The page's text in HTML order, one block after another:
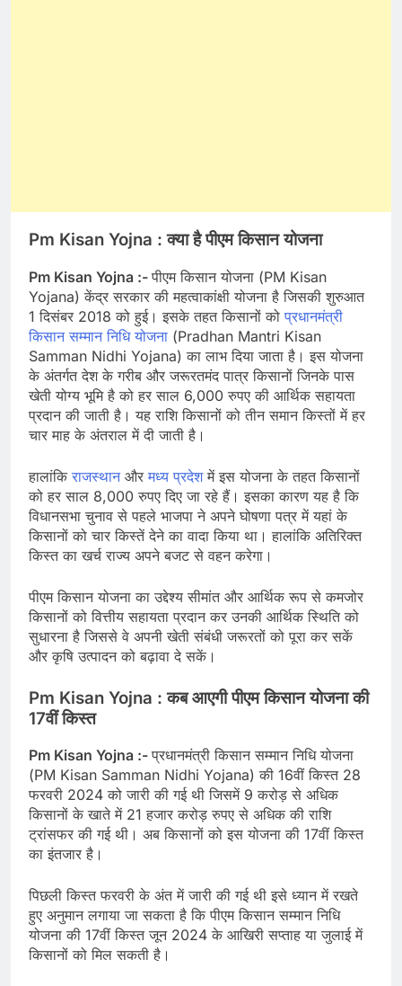
Pm Kisan Yojna :क्या है पीएम किसान योजना
Pm Kisan Yojna :-पीएम किसान योजना (PM Kisan
Yojana) केंद्र सरकार की महत्वाकांक्षी योजना है जिसकी शुरुआत
1 दिसंबर 2018 को हुई। इसके तहत किसानों कोप्रधानमंत्री
किसान सम्मान निधि योजना (Pradhan Mantri Kisan
Samman Nidhi Yojana) का लाभ दिया जाता है। इस योजना
के अंतर्गत देश के गरीब और जरूरतमंद पात्र किसानों जिनके पास
खेती योग्य भूमि है को हर साल 6,000 रुपए की आर्थिक सहायता
प्रदान की जाती है। यह राशि किसानों को तीन समान किस्तों में हर
चार माह के अंतराल में दी जाती है।
हालांकिराजस्थान औरमध्य प्रदेशमें इस योजना के तहत किसानों
को हर साल 8,000 रुपए दिए जा रहे हैं। इसका कारण यह है कि
विधानसभा चुनाव से पहले भाजपा ने अपने घोषणा पत्र में यहां के
किसानों को चार किस्तें देने का वादा किया था। हालांकि अतिरिक्त
किस्त का खर्च राज्य अपने बजट से वहन करेगा।
पीएम किसान योजना का उद्देश्य सीमांत और आर्थिक रूप से कमजोर
किसानों को वित्तीय सहायता प्रदान कर उनकी आर्थिक स्थिति को
सुधारना है जिससे वे अपनी खेती संबंधी जरूरतों को पूरा कर सकें
और कृषि उत्पादन को बढ़ावा दे सकें।
Pm Kisan Yojna :कब आएगी पीएम किसान योजना की
17वीं किस्त
Pm Kisan Yojna :-प्रधानमंत्री किसान सम्मान निधि योजना
(PM Kisan Samman Nidhi Yojana) की 16वीं किस्त 28
फरवरी 2024 को जारी की गई थी जिसमें 9 करोड़ से अधिक
किसानों के खाते में 21 हजार करोड़ रुपए से अधिक की राशि
ट्रांसफर की गई थी। अब किसानों को इस योजना की 17वीं किस्त
का इंतजार है।
पिछली किस्त फरवरी के अंत में जारी की गई थी इसे ध्यान में रखते
हुए अनुमान लगाया जा सकता है कि पीएम किसान सम्मान निधि
योजना की 17वीं किस्त जून 2024 के आखिरी सप्ताह या जुलाई में
किसानों को मिल सकती है।